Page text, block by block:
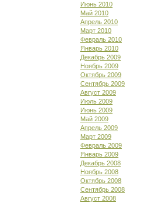
Июнь 2010
Май 2010
Апрель 2010
Март 2010
Февраль 2010
Январь 2010
Декабрь 2009
Ноябрь 2009
Октябрь 2009
Сентябрь 2009
Август 2009
Июль 2009
Июнь 2009
Май 2009
Апрель 2009
Март 2009
Февраль 2009
Январь 2009
Декабрь 2008
Ноябрь 2008
Октябрь 2008
Сентябрь 2008
Август 2008